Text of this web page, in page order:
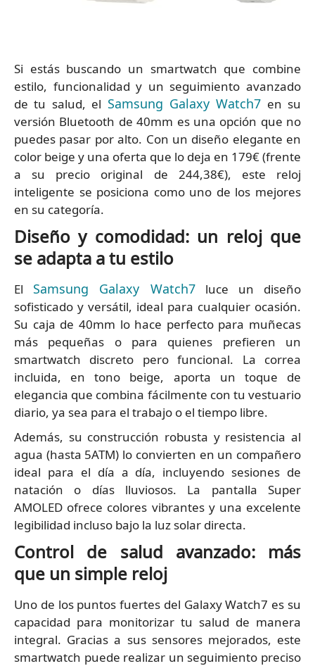
Si estás buscando un smartwatch que combine
estilo, funcionalidad y un seguimiento avanzado
de tu salud, el Samsung Galaxy Watch7 en su
versión Bluetooth de 40mm es una opción que no
puedes pasar por alto. Con un diseño elegante en
color beige y una oferta que lo deja en 179€ (frente
a su precio original de 244,38€), este reloj
inteligente se posiciona como uno de los mejores
en su categoría.
Diseño y comodidad: un reloj que
se adapta a tu estilo
El Samsung Galaxy Watch7luce un diseño
sofisticado y versátil, ideal para cualquier ocasión.
Su caja de 40mm lo hace perfecto para muñecas
más pequeñas o para quienes prefieren un
smartwatch discreto pero funcional. La correa
incluida, en tono beige, aporta un toque de
elegancia que combina fácilmente con tu vestuario
diario, ya sea para el trabajo o el tiempo libre.
Además, su construcción robusta y resistencia al
agua (hasta 5ATM) lo convierten en un compañero
ideal para el día a día, incluyendo sesiones de
natación o días lluviosos. La pantalla Super
AMOLED ofrece colores vibrantes y una excelente
legibilidad incluso bajo la luz solar directa.
Control de salud avanzado: más
que un simple reloj
Uno de los puntos fuertes del Galaxy Watch7 es su
capacidad para monitorizar tu salud de manera
integral. Gracias a sus sensores mejorados, este
smartwatch puede realizar un seguimiento preciso